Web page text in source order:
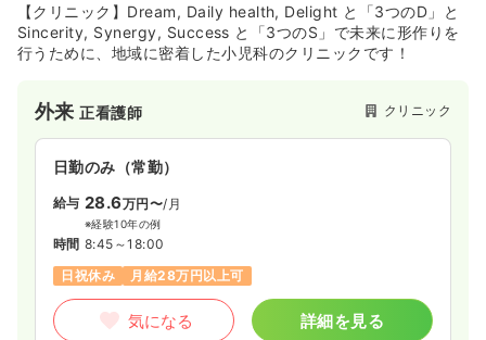
【クリニック】Dream, Daily health, Delight と「3つのD」と
Sincerity, Synergy, Success と「3つのS」で未来に形作りを
行うために、地域に密着した小児科のクリニックです！
外来正看護師 クリニック
日勤のみ（常勤）
給与 28.6万円〜/月
※経験10年の例
時間 8:45～18:00
日祝休み
月給28万円以上可
気になる 詳細を見る